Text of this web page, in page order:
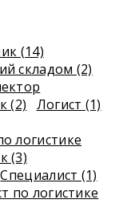
(14)
складом (2)
(2)
Логист (1)
логистике
(3)
Специалист (1)
по логистике